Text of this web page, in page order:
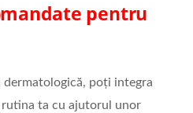
pentru
dermatologică, poți integra
ta cu ajutorul unor